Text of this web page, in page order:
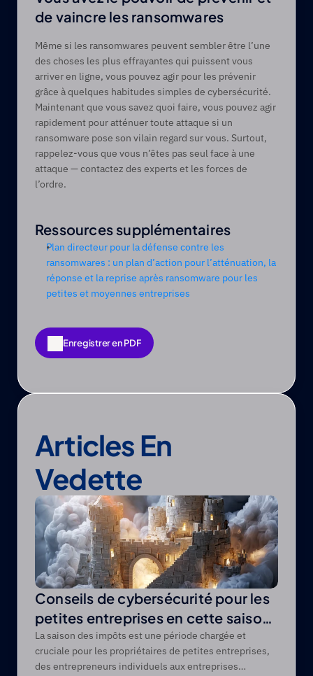
de vaincre les ransomwares
Même si les ransomwares peuvent sembler être l’une
des choses les plus effrayantes qui puissent vous
arriver en ligne, vous pouvez agir pour les prévenir
grâce à quelques habitudes simples de cybersécurité.
Maintenant que vous savez quoi faire, vous pouvez agir
rapidement pour atténuer toute attaque si un
ransomware pose son vilain regard sur vous. Surtout,
rappelez-vous que vous n’êtes pas seul face à une
attaque — contactez des experts et les forces de
l’ordre.
Ressources supplémentaires
Plan directeur pour la défense contre les
ransomwares : un plan d’action pour l’atténuation, la
réponse et la reprise après ransomware pour les
petites et moyennes entreprises
Enregistrer en PDF
Enregistrer en PDF
Articles En
Vedette
Conseils de cybersécurité pour les
petites entreprises en cette saison
fiscale
La saison des impôts est une période chargée et
cruciale pour les propriétaires de petites entreprises,
des entrepreneurs individuels aux entreprises